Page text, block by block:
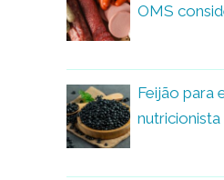
OMS
Feijão para